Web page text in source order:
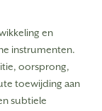
en
instrumenten.
oorsprong,
toewijding aan
subtiele